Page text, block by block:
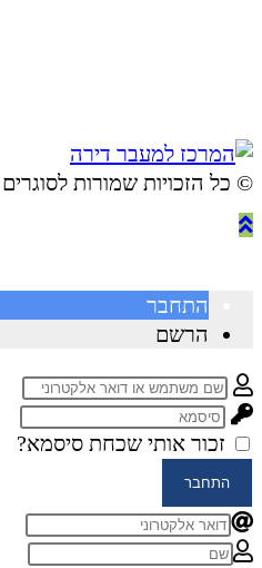
© ​כל הזכויות שמורות
התחבר
הרשם
זכור אותי שכחת סיסמא?
התחבר